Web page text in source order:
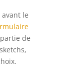
avant le
de